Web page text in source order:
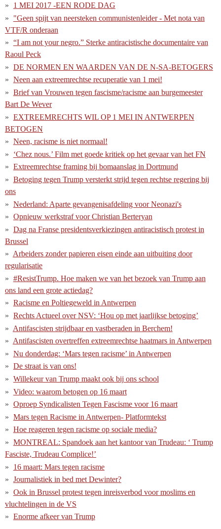
1 MEI 2017 -EEN RODE DAG
"Geen spijt van neersteken communistenleider - Met nota van
VTF/R onderaan
“I am not your negro.” Sterke antiracistische documentaire van
Raoul Peck
DE NORMEN EN WAARDEN VAN DE N-SA-BETOGERS
Neen aan extreemrechtse recuperatie van 1 mei!
Brief van Vrouwen tegen fascisme/racisme aan burgemeester
Bart De Wever
EXTREEMRECHTS WIL OP 1 MEI IN ANTWERPEN
BETOGEN
Neen, racisme is niet normaal!
‘Chez nous.’ Film met goede kritiek op het gevaar van het FN
Extreemrechtse framing bij bomaanslag in Dortmund
Betoging tegen Trump versterkt strijd tegen rechtse regering bij
ons
Nederland: Aparte gevangenisafdeling voor Neonazi's
Opnieuw werkstraf voor Christian Berteryan
Dag na Franse presidentsverkiezingen antiracistisch protest in
Brussel
Arbeiders zonder papieren eisen einde aan uitbuiting door
regularisatie
#ResistTrump. Hoe maken we van het bezoek van Trump aan
ons land een grote actiedag?
Racisme en Poltiegeweld in Antwerpen
Rechts Actueel over NSV: ‘Hou op met jaarlijkse betoging’
Antifascisten strijdbaar en vastberaden in Berchem!
Antifascisten overtreffen extreemrechtse haatmars in Antwerpen
Nu donderdag: ‘Mars tegen racisme’ in Antwerpen
De straat is van ons!
Willekeur van Trump maakt ook bij ons school
Video: waarom betogen op 16 maart
Oproep Syndicalisten Tegen Fascisme voor 16 maart
Mars tegen Racisme in Antwerpen- Platformtekst
Hoe reageren tegen racisme op sociale media?
MONTREAL: Spandoek aan het kantoor van Trudeau: ‘ Trump
Fasciste, Trudeau Complice!’
16 maart: Mars tegen racisme
Journalistiek in bed met Dewinter?
Ook in Brussel protest tegen inreisverbod voor moslims en
vluchtelingen in de VS
Enorme afkeer van Trump